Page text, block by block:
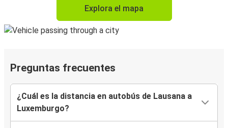
Explora el mapa
Preguntas frecuentes
¿Cuál es la distancia en autobús de Lausana a
Luxemburgo?